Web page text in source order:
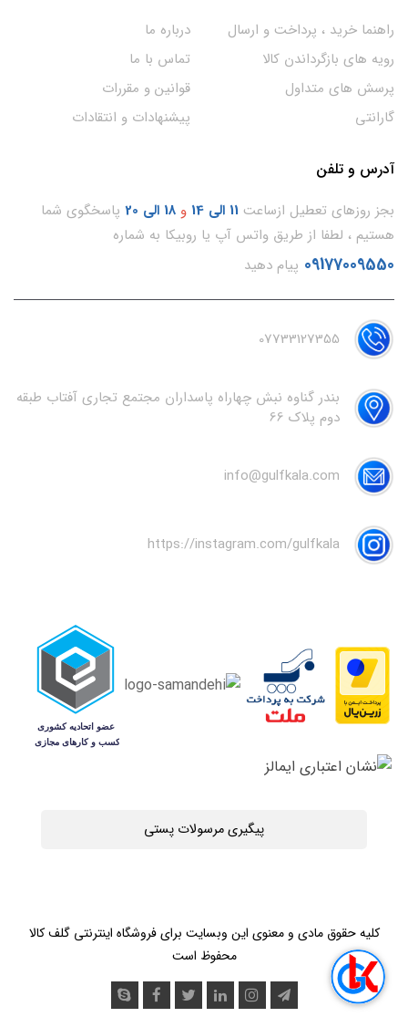
راهنما خرید ، پرداخت و ارسال
رویه های بازگرداندن کالا
پرسش های متداول
گارانتی
درباره ما
تماس با ما
قوانین و مقررات
پیشنهادات و انتقادات
آدرس و تلفن
بجز روزهای تعطیل ازساعت 11 الی 14 و 18 الی 20
پاسخگوی شما
هستیم ، لطفا از طریق واتس آپ یا روبیکا به شماره
09177009550 پیام دهید
07733127355
بندر گناوه نبش چهاراه پاسداران مجتمع تجاری آفتاب طبقه
دوم پلاک 66
info@gulfkala.com
https://instagram.com/gulfkala
پیگیری مرسولات پستی
کلیه حقوق مادی و معنوی این وبسایت برای فروشگاه اینترنتی گلف کالا
محفوظ است